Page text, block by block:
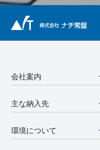
会社案内
主な納入先
環境について